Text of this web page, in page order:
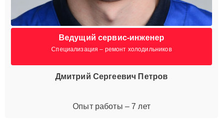
Ведущий сервис-инженер
Специализация – ремонт холодильников
Дмитрий Сергеевич Петров
Опыт работы – 7 лет